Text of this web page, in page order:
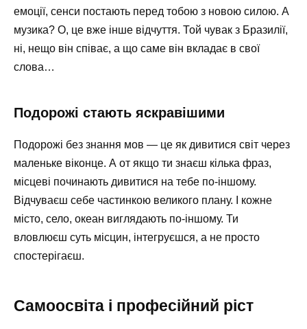
емоції, сенси постають перед тобою з новою силою. А
музика? О, це вже інше відчуття. Той чувак з Бразилії,
ні, нещо він співає, а що саме він вкладає в свої
слова…
Подорожі стають яскравішими
Подорожі без знання мов — це як дивитися світ через
маленьке віконце. А от якщо ти знаєш кілька фраз,
місцеві починають дивитися на тебе по-іншому.
Відчуваєш себе частинкою великого плану. І кожне
місто, село, океан виглядають по-іншому. Ти
вловлюєш суть місцин, інтегруєшся, а не просто
спостерігаєш.
Самоосвіта і професійний ріст